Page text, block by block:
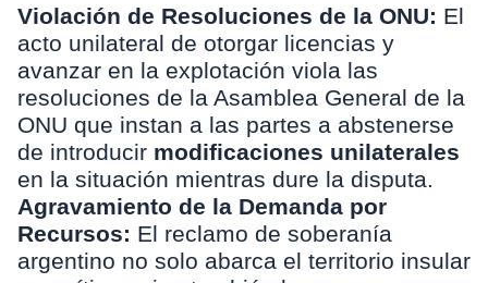
Violación de Resoluciones de la ONU: El
acto unilateral de otorgar licencias y
avanzar en la explotación viola las
resoluciones de la Asamblea General de la
ONU que instan a las partes a abstenerse
de introducir modificaciones unilaterales
en la situación mientras dure la disputa.
Agravamiento de la Demanda por
Recursos: El reclamo de soberanía
argentino no solo abarca el territorio insular